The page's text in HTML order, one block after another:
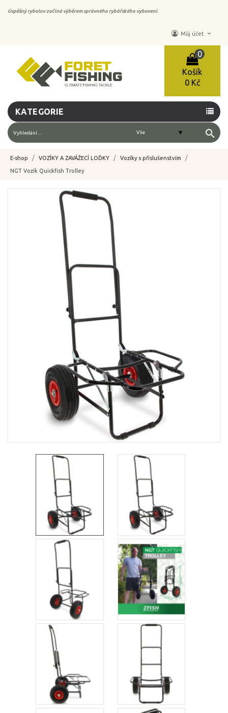
Úspěšný rybolov začíná výběrem správného rybářského vybavení.
Můj účet keyboard_arrow_down
Košík
0
0 Kč
KATEGORIE
search
E-shop VOZÍKY A ZAVÁŽECÍ LOĎKY Vozíky s příslušenstvím
NGT Vozík Quickfish Trolley